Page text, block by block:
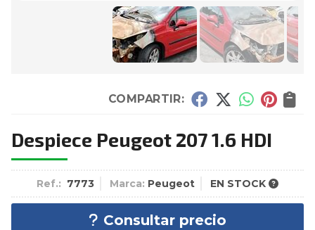
COMPARTIR:
Despiece Peugeot 207 1.6 HDI
Ref.: 7773 Marca: Peugeot EN STOCK
Consultar precio